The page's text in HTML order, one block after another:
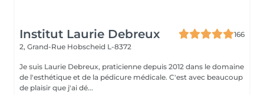
Institut Laurie Debreux
166
2, Grand-Rue Hobscheid L-8372
Je suis Laurie Debreux, praticienne depuis 2012 dans le domaine
de l'esthétique et de la pédicure médicale. C'est avec beaucoup
de plaisir que j'ai dé...